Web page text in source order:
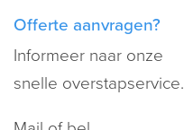
Offerte aanvragen?
Informeer naar onze
snelle overstapservice.